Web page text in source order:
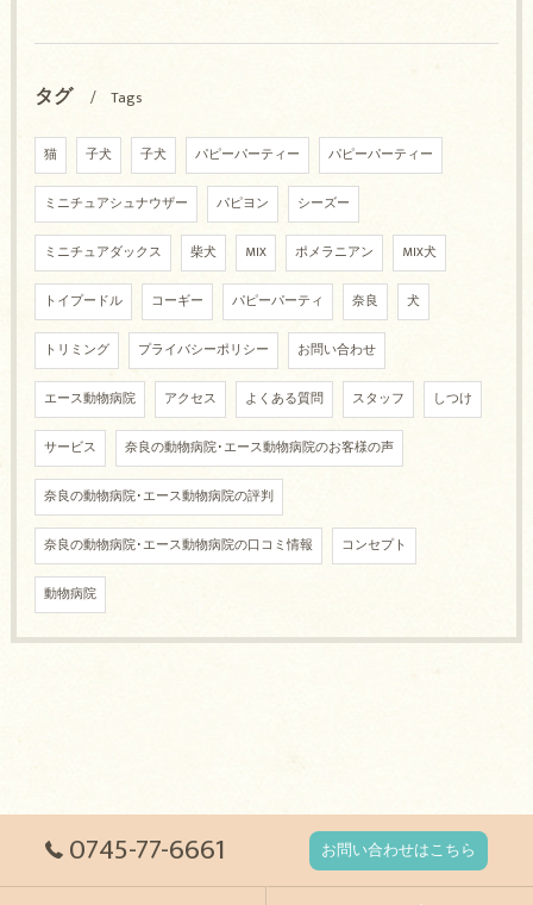
タグ Tags
猫 子犬 子犬 パピーパーティー パピーパーティー
ミニチュアシュナウザー パピヨン シーズー
ミニチュアダックス 柴犬 MIX ポメラニアン MIX犬
トイプードル コーギー パピーパーティ 奈良 犬
トリミング プライバシーポリシー お問い合わせ
エース動物病院 アクセス よくある質問 スタッフ しつけ
サービス 奈良の動物病院･エース動物病院のお客様の声
奈良の動物病院･エース動物病院の評判
奈良の動物病院･エース動物病院の口コミ情報 コンセプト
動物病院
0745-77-6661 お問い合わせはこちら